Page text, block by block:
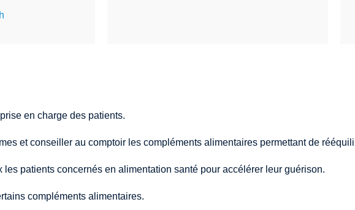
en charge des patients.
et conseiller au comptoir les compléments alimentaires permettant de
les patients concernés en alimentation santé pour accélérer leur guérison.
compléments alimentaires.